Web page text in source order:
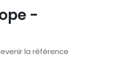
-
la référence